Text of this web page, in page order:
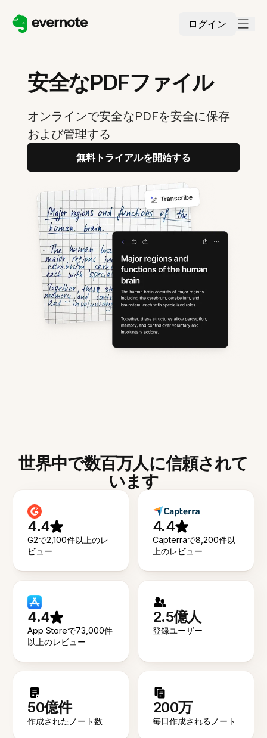
ログイン
安全なPDFファイル
オンラインで安全なPDFを安全に保存
および管理する
無料トライアルを開始する
世界中で数百万人に信頼されて
います
4.4
G2で2,100件以上のレ
ビュー
4.4
Capterraで8,200件以
上のレビュー
4.4
App Storeで73,000件
以上のレビュー
2.5億人
登録ユーザー
50億件
作成されたノート数
200万
毎日作成されるノート